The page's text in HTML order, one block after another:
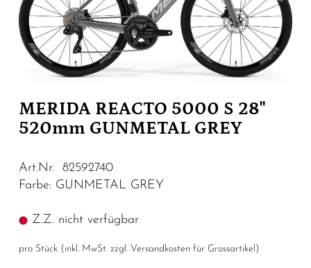
MERIDA REACTO 5000 S 28"
520mm GUNMETAL GREY
Art.Nr. 82592740
Farbe: GUNMETAL GREY
Z.Z. nicht verfügbar
pro Stück (inkl. MwSt. zzgl. Versandkosten für Grossartikel )